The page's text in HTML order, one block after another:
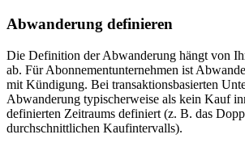
Abwanderung definieren
Die Definition der Abwanderung hängt von
ab. Für Abonnementunternehmen ist
mit Kündigung. Bei transaktionsbasierten
Abwanderung typischerweise als kein Kauf
definierten Zeitraums definiert (z. B. das
durchschnittlichen Kaufintervalls).